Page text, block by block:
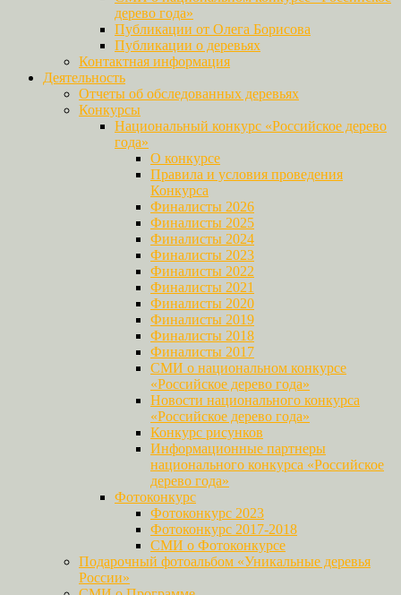
дерево года»
Публикации от Олега Борисова
Публикации о деревьях
Контактная информация
Деятельность
Отчеты об обследованных деревьях
Конкурсы
Национальный конкурс «Российское дерево
года»
О конкурсе
Правила и условия проведения
Конкурса
Финалисты 2026
Финалисты 2025
Финалисты 2024
Финалисты 2023
Финалисты 2022
Финалисты 2021
Финалисты 2020
Финалисты 2019
Финалисты 2018
Финалисты 2017
СМИ о национальном конкурсе
«Российское дерево года»
Новости национального конкурса
«Российское дерево года»
Конкурс рисунков
Информационные партнеры
национального конкурса «Российское
дерево года»
Фотоконкурс
Фотоконкурс 2023
Фотоконкурс 2017-2018
СМИ о Фотоконкурсе
Подарочный фотоальбом «Уникальные деревья
России»